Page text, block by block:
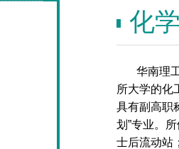
化
华南理
所大学的化
具有副高职
划 ”专业。
士后流动站